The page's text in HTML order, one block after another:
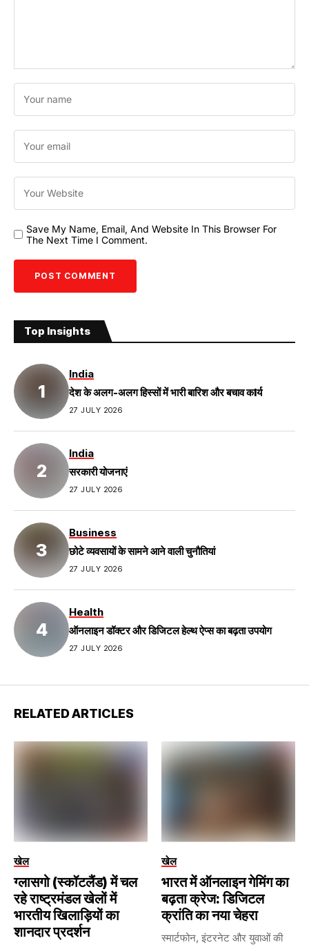
Save My Name, Email, And Website In This Browser For
The Next Time I Comment.
Top Insights
India
देश के अलग-अलग हिस्सों में भारी बारिश और बचाव कIर्य
27 JULY 2026
India
सरकारी योजनाएं
27 JULY 2026
Business
छोटे व्यवसायों के सामने आने वाली चुनौतियां
27 JULY 2026
Health
ऑनलाइन डॉक्टर और डिजिटल हेल्थ ऐप्स का बढ़ता उपयोग
27 JULY 2026
RELATED ARTICLES
खेल
ग्लासगो (स्कॉटलैंड) में चल
रहे राष्ट्रमंडल खेलों में
भारतीय खिलाड़ियों का
शानदार प्रदर्शन
खेल
भारत में ऑनलाइन गेमिंग का
बढ़ता क्रेज: डिजिटल
क्रांति का नया चेहरा
स्मार्टफोन, इंटरनेट और युवाओं की